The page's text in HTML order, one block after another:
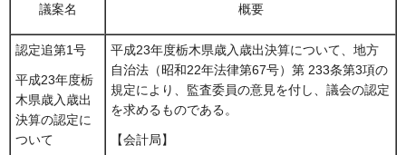
議案名 概要
認定追第1号
平成23年度栃
木県歳入歳出
決算の認定に
ついて
平成23年度栃木県歳入歳出決算について、地方
自治法（昭和22年法律第67号）第 233条第3項の
規定により、監査委員の意見を付し、議会の認定
を求めるものである。
【会計局】